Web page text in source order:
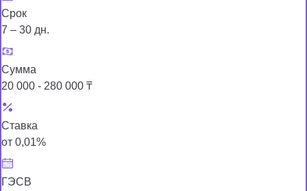
Срок
7 – 30 дн.
Сумма
20 000 - 280 000 ₸
Ставка
от 0,01%
ГЭСВ